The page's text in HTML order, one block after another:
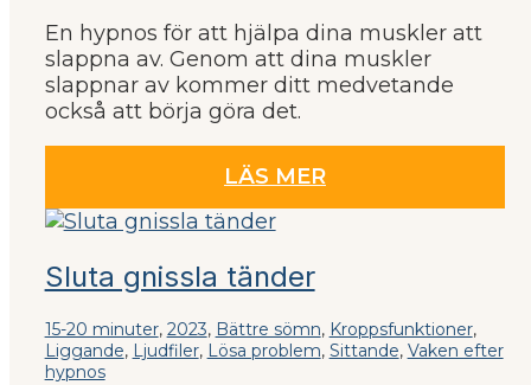
En hypnos för att hjälpa dina muskler att
slappna av. Genom att dina muskler
slappnar av kommer ditt medvetande
också att börja göra det.
LÄS MER
Sluta gnissla tänder
15-20 minuter, 2023, Bättre sömn, Kroppsfunktioner,
Liggande, Ljudfiler, Lösa problem, Sittande, Vaken efter
hypnos